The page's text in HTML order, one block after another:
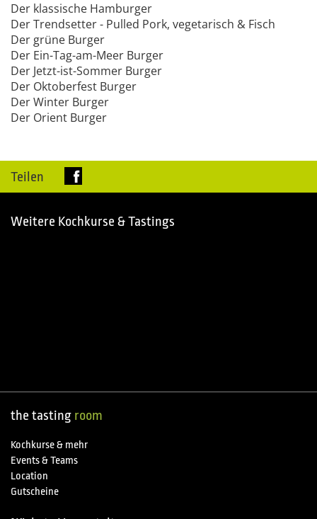
Der klassische Hamburger
Der Trendsetter - Pulled Pork, vegetarisch & Fisch
Der grüne Burger
Der Ein-Tag-am-Meer Burger
Der Jetzt-ist-Sommer Burger
Der Oktoberfest Burger
Der Winter Burger
Der Orient Burger
Teilen
Weitere Kochkurse & Tastings
the tasting room
Kochkurse & mehr
Events & Teams
Location
Gutscheine